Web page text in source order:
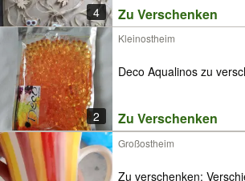
4 Zu Verschenken
2
Kleinostheim
Deco Aqualinos zu
Zu Verschenken
Großostheim
Zu verschenken: